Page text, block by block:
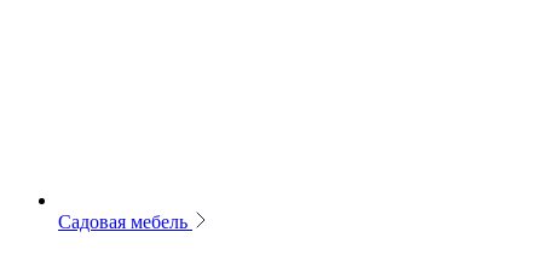
Садовая мебель